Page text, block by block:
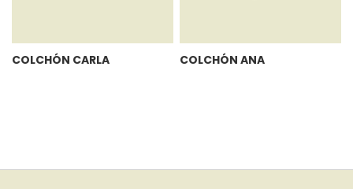
COLCHÓN CARLA COLCHÓN ANA